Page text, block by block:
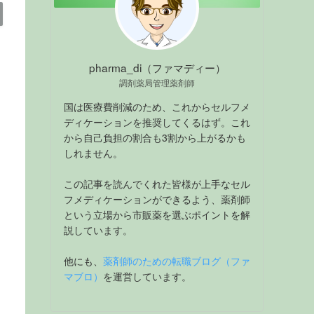
pharma_di（ファマディー）
調剤薬局管理薬剤師
国は医療費削減のため、これからセルフメ
ディケーションを推奨してくるはず。これ
から自己負担の割合も3割から上がるかも
しれません。
この記事を読んでくれた皆様が上手なセル
フメディケーションができるよう、薬剤師
という立場から市販薬を選ぶポイントを解
説しています。
他にも、 薬剤師のための転職ブログ（ファ
マブロ） を運営しています。